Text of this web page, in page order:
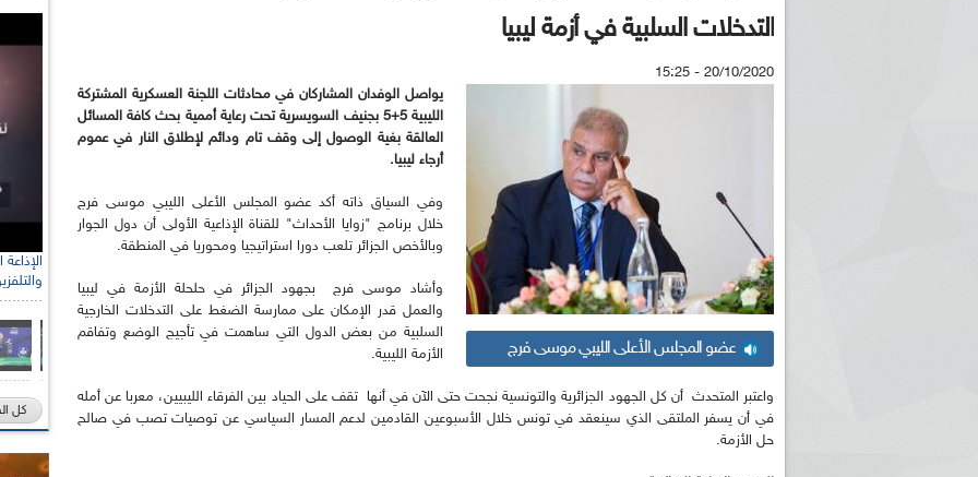
التدخلات السلبية في أزمة ليبيا
20/10/2020 - 15:25
عضو المجلس الأعلى الليبي موسى فرج
يواصل الوفدان المشاركان في محادثات اللجنة العسكرية المشتركة
الليبية 5+5 بجنيف السويسرية تحت رعاية أممية بحث كافة المسائل
العالقة بغية الوصول إلى وقف تام ودائم لإطلاق النار في عموم
أرجاء ليبيا.
وفي السياق ذاته أكد عضو المجلس الأعلى الليبي موسى فرج
خلال برنامج "زوايا الأحداث" للقناة الإذاعية الأولى أن دول الجوار
وبالأخص الجزائر تلعب دورا استراتيجيا ومحوريا في المنطقة.
وأشاد موسى فرج بجهود الجزائر في حلحلة الأزمة في ليبيا
والعمل قدر الإمكان على ممارسة الضغط على التدخلات الخارجية
السلبية من بعض الدول التي ساهمت في تأجيج الوضع وتفاقم
الأزمة الليبية.
واعتبر المتحدث أن كل الجهود الجزائرية والتونسية نجحت حتى الآن في أنها تقف على الحياد بين الفرقاء الليبيين، معربا عن أمله
في أن يسفر الملتقى الذي سينعقد في تونس خلال الأسبوعين القادمين لدعم المسار السياسي عن توصيات تصب في صالح
حل الأزمة.
كل